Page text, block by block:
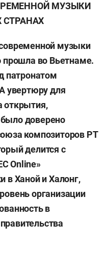
МУЗЫКИ
СТРАНАХ
музыки
прошла во Вьетнаме.
патронатом
увертюру для
открытия,
доверено
композиторов РТ
делится с
Online»
в Ханой и Халонг,
организации
в